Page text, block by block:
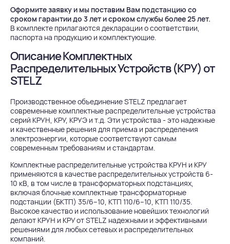
Оформите заявку и мы поставим Вам подстанцию со
сроком гарантии до 3 лет и сроком службы более 25 лет.
В комплекте прилагаются декларации о соответствии,
паспорта на продукцию и комплектующие.
Описание Комплектных
Распределительных Устройств (КРУ) от
STELZ
Производственное объединение STELZ предлагает
современные комплектные распределительные устройства
серий КРУН, КРУ, КРУЭ и т.д. Эти устройства - это надежные
и качественные решения для приема и распределения
электроэнергии, которые соответствуют самым
современным требованиям и стандартам.
Комплектные распределительные устройства КРУН и КРУ
применяются в качестве распределительных устройств 6-
10 кВ, в том числе в трансформаторных подстанциях,
включая блочные комплектные трансформаторные
подстанции (БКТП) 35/6–10, КТП 110/6–10, КТП 110/35.
Высокое качество и использование новейших технологий
делают КРУН и КРУ от STELZ надежными и эффективными
решениями для любых сетевых и распределительных
компаний.